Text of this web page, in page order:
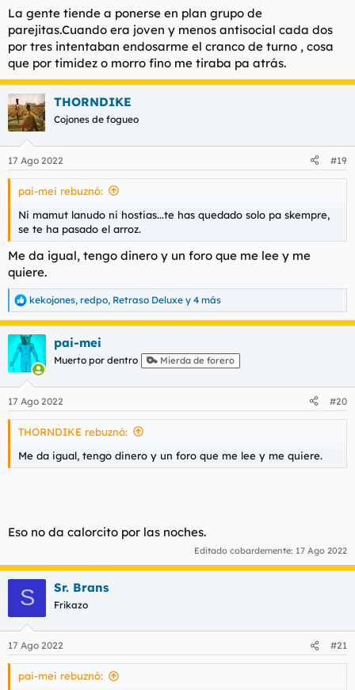
:
La gente tiende a ponerse en plan grupo de
parejitas.Cuando era joven y menos antisocial cada dos
por tres intentaban endosarme el cranco de turno , cosa
que por timidez o morro fino me tiraba pa atrás.
THORNDIKE
Cojones de fogueo
17 Ago 2022 #19
pai-mei rebuznó:
Ni mamut lanudo ni hostias...te has quedado solo pa skempre,
se te ha pasado el arroz.
Me da igual, tengo dinero y un foro que me lee y me
quiere.
R
e
a
c
c
i
e
s
kekojones, redpo, Retraso Deluxe y 4 más
pai-mei
Muerto por dentro Mierda de forero
17 Ago 2022 #20
THORNDIKE rebuznó:
Me da igual, tengo dinero y un foro que me lee y me quiere.
Eso no da calorcito por las noches.
Editado cobardemente: 17 Ago 2022
S Sr. Brans
Frikazo
17 Ago 2022 #21
pai-mei rebuznó: